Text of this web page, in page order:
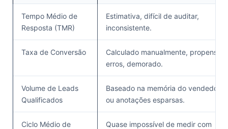
Tempo Médio de
Resposta (TMR)
Estimativa, difícil de auditar,
inconsistente.
Taxa de Conversão
Calculado manualmente, propenso a
erros, demorado.
Volume de Leads
Qualificados
Baseado na memória do vendedor
ou anotações esparsas.
Ciclo Médio de
Quase impossível de medir com